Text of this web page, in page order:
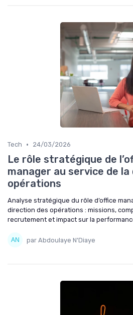
Tech • 24/03/2026
Le rôle stratégique de
manager au service de
opérations
Analyse stratégique du rôle d’office
direction des opérations : missions,
recrutement et impact sur la
par Abdoulaye N'Diaye